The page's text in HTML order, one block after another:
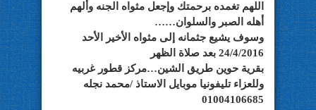
اللهم تغمده برحمتك وإجعل مثواه الجنه وألهم
أهله الصبر والسلوان……
وسوف يشيع جثمانه إلى مثواه الأخير الأحد
24/4/2016 بعد صلاة الظهر
بقرية حوين طريق الشين…مركز قطور غربيه
وللعزاء تليفونيا موبايل الاستاذ /محمد نجله
01004106685